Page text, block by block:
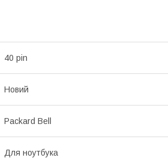
40 pin
Новий
Packard Bell
Для ноутбука